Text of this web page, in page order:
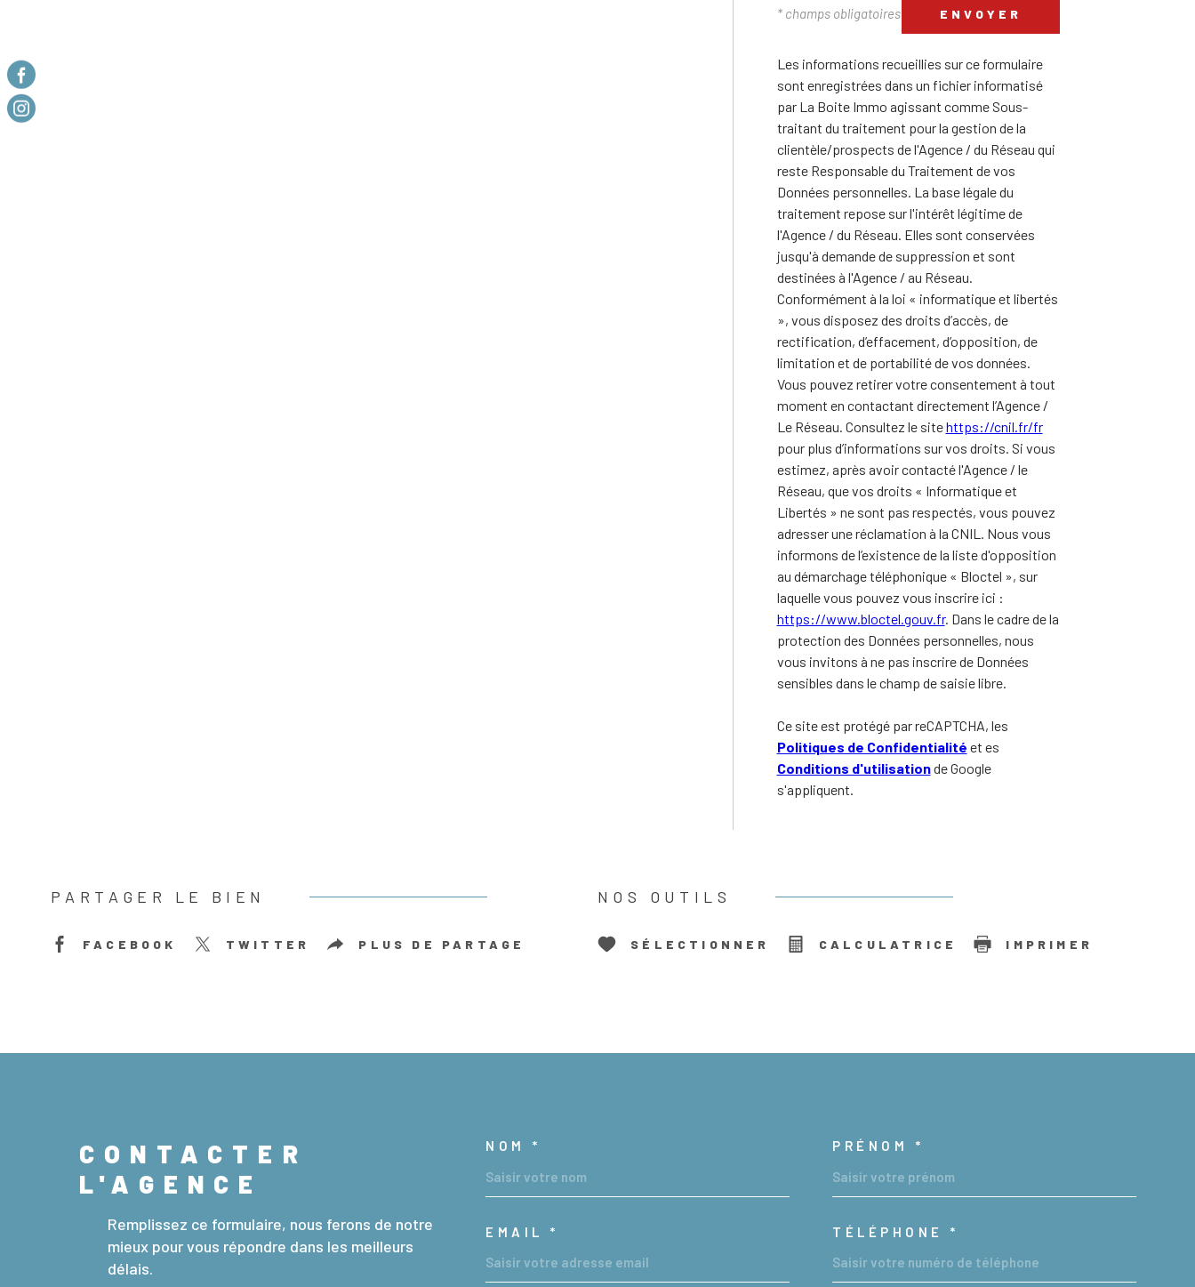
* champs obligatoires ENVOYER
Les informations recueillies sur ce formulaire
sont enregistrées dans un fichier informatisé
par La Boite Immo agissant comme Sous-
traitant du traitement pour la gestion de la
clientèle/prospects de l'Agence / du Réseau qui
reste Responsable du Traitement de vos
Données personnelles. La base légale du
traitement repose sur l'intérêt légitime de
l'Agence / du Réseau. Elles sont conservées
jusqu'à demande de suppression et sont
destinées à l'Agence / au Réseau.
Conformément à la loi « informatique et libertés
», vous disposez des droits d’accès, de
rectification, d’effacement, d’opposition, de
limitation et de portabilité de vos données.
Vous pouvez retirer votre consentement à tout
moment en contactant directement l’Agence /
Le Réseau. Consultez le sitehttps://cnil.fr/fr
pour plus d’informations sur vos droits. Si vous
estimez, après avoir contacté l'Agence / le
Réseau, que vos droits « Informatique et
Libertés » ne sont pas respectés, vous pouvez
adresser une réclamation à la CNIL. Nous vous
informons de l’existence de la liste d'opposition
au démarchage téléphonique « Bloctel », sur
laquelle vous pouvez vous inscrire ici :
https://www.bloctel.gouv.fr. Dans le cadre de la
protection des Données personnelles, nous
vous invitons à ne pas inscrire de Données
sensibles dans le champ de saisie libre.
Ce site est protégé par reCAPTCHA, les
Politiques de Confidentialité et es
Conditions d'utilisationde Google
s'appliquent.
PARTAGER LE BIEN
FACEBOOK TWITTER PLUS DE PARTAGE
NOS OUTILS
SÉLECTIONNER CALCULATRICE IMPRIMER
CONTACTER
L'AGENCE
Remplissez ce formulaire, nous ferons de notre
mieux pour vous répondre dans les meilleurs
délais.
TRAD_MELTEM_VOSCOORDONNEES
NOM * PRÉNOM *
EMAIL * TÉLÉPHONE *